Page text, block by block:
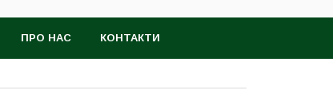
ПРО НАС КОНТАКТИ